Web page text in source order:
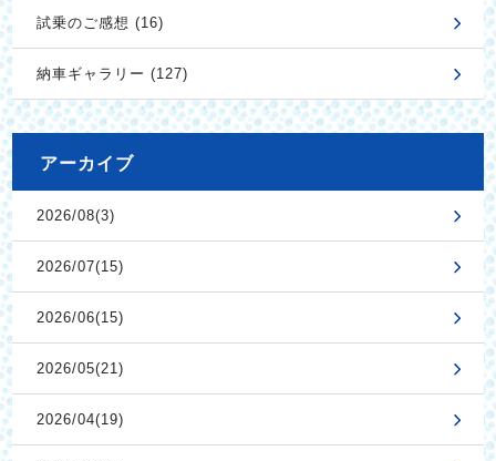
試乗のご感想 (16)
納車ギャラリー (127)
アーカイブ
2026/08(3)
2026/07(15)
2026/06(15)
2026/05(21)
2026/04(19)